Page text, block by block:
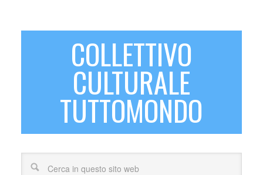
COLLETTIVO
CULTURALE
TUTTOMONDO